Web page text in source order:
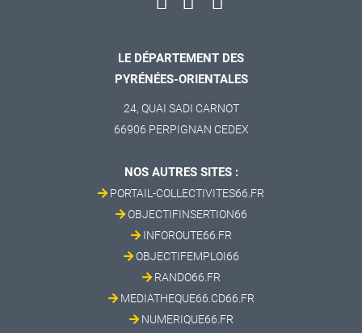
LE DÉPARTEMENT DES
PYRÉNÉES-ORIENTALES
24, QUAI SADI CARNOT
66906 PERPIGNAN CEDEX
NOS AUTRES SITES :
PORTAIL-COLLECTIVITES66.FR
OBJECTIFINSERTION66
INFOROUTE66.FR
OBJECTIFEMPLOI66
RANDO66.FR
MEDIATHEQUE66.CD66.FR
NUMERIQUE66.FR